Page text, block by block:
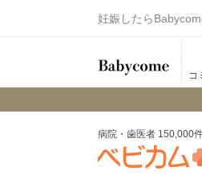
妊娠したら
コ
病院・歯医者 150,000